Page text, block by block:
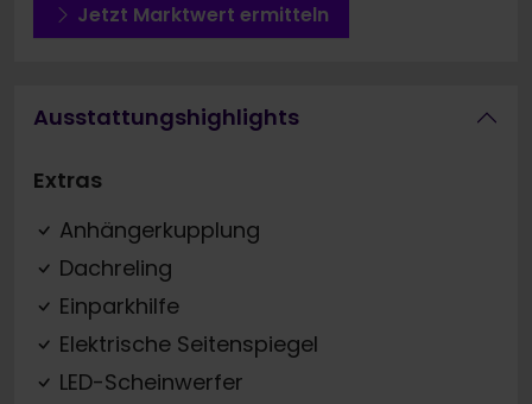
Jetzt Marktwert ermitteln
Ausstattungshighlights
Extras
Anhängerkupplung
Dachreling
Einparkhilfe
Elektrische Seitenspiegel
LED-Scheinwerfer